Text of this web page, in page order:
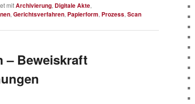
mitArchivierung, Digitale Akte,
, Gerichtsverfahren, Papierform, Prozess, Scan
– Beweiskraft